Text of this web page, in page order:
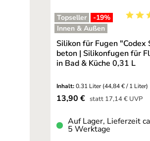
Topseller -19%
Innen & Außen
Silikon für Fugen "Codex
beton | Silikonfugen für
in Bad & Küche 0,31 L
Inhalt:0.31 Liter(44,84 € / 1 Liter)
Verkaufspreis:
13,90 € statt Regulärer Preis:
17,14 €UVP
Auf Lager, Lieferzeit
5 Werktage